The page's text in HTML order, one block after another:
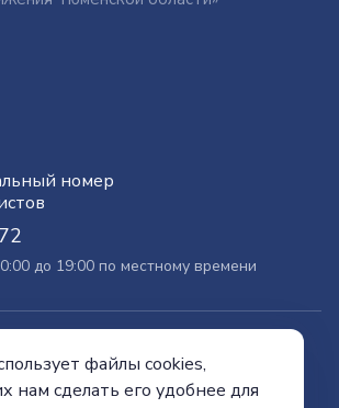
номер
до 19:00 по местному времени
области
файлы cookies,
нам сделать его удобнее для